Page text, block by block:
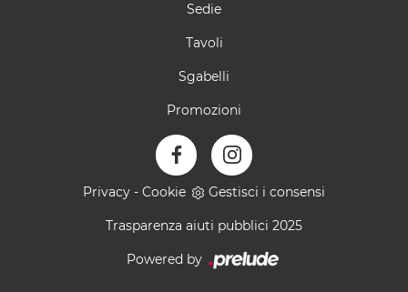
Sedie
Tavoli
Sgabelli
Promozioni
Privacy - Cookie Gestisci i consensi
Trasparenza aiuti pubblici 2025
Powered by